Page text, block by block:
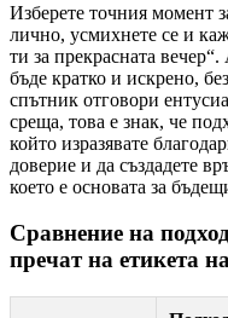
Изберете точния момент
лично, усмихнете се и
ти за прекрасната
бъде кратко и искрено,
спътник отговори
среща, това е знак, че
който изразявате
доверие и да създадете
което е основата за
Сравнение на
пречат на етикета